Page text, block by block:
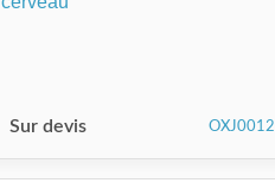
Sur devis OXJ0012